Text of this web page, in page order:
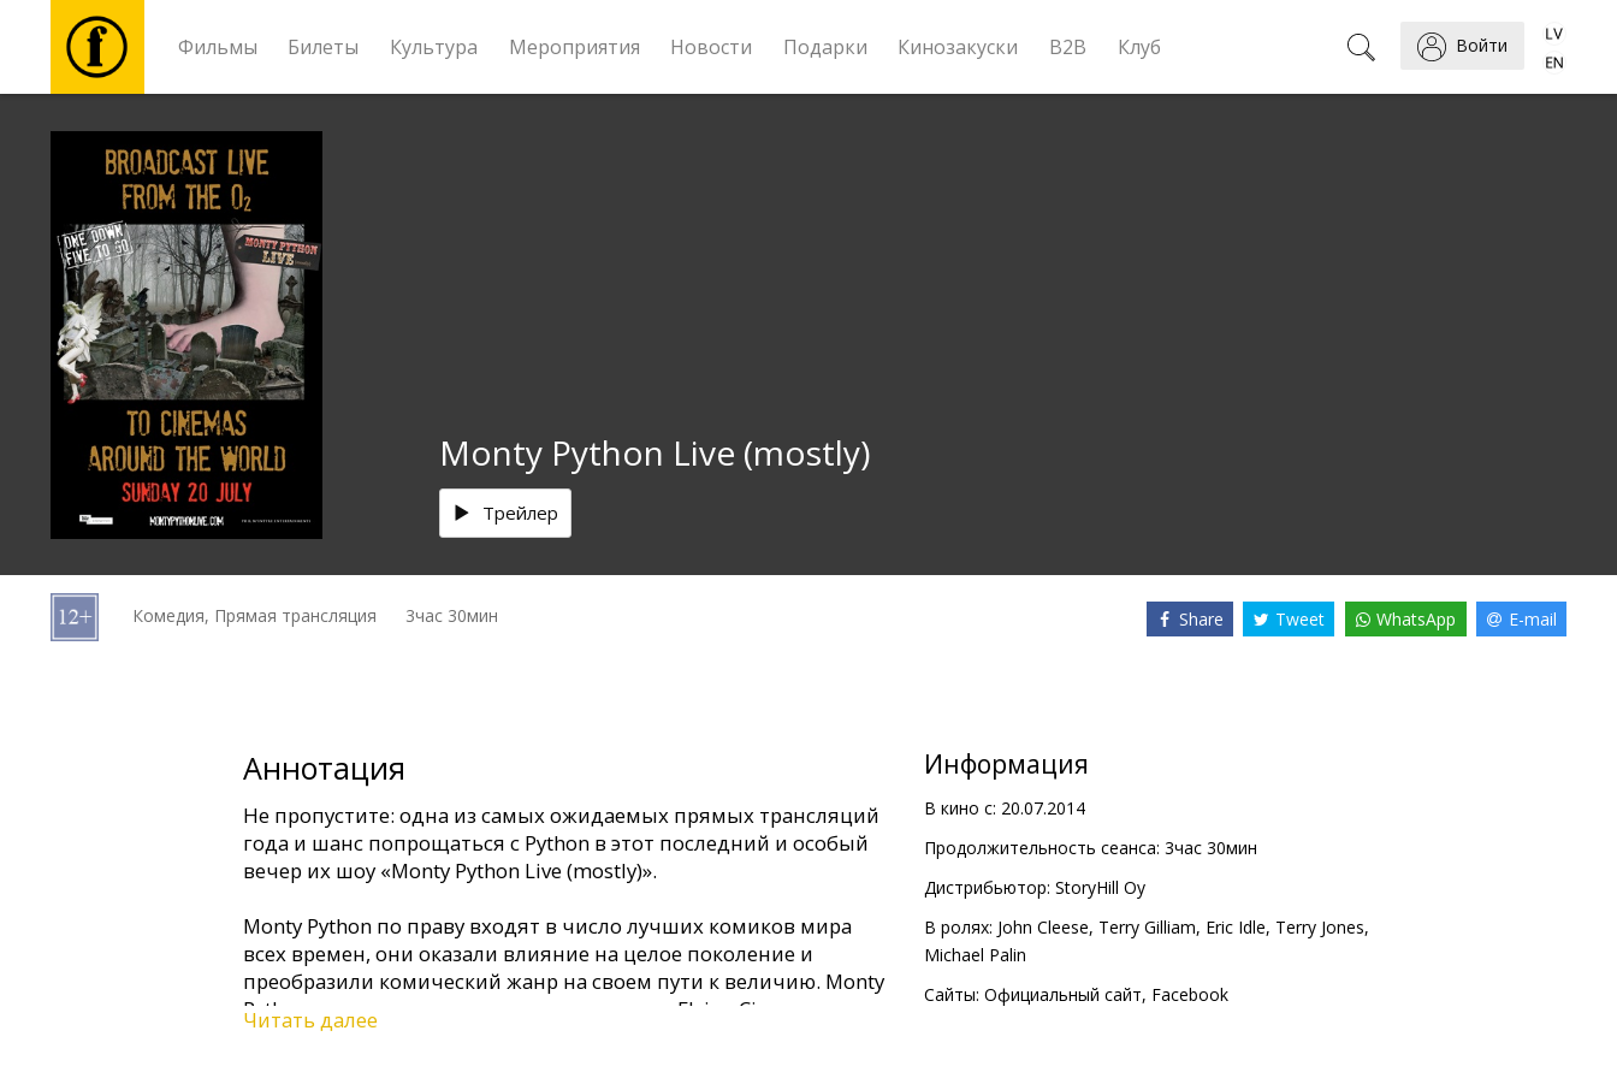
Фильмы Билеты Культура Мероприятия Новости Подарки Кинозакуски B2B Клуб Войти
Фильмы
Билеты
Культура
Мероприятия
Новости
Подарки
B2B
Monty Python Live (mostly)
Трейлер
Комедия, Прямая трансляция 3час 30мин Share Tweet WhatsApp E-mail
Аннотация
Не пропустите: одна из самых ожидаемых прямых трансляций
года и шанс попрощаться с Python в этот последний и особый
вечер их шоу «Monty Python Live (mostly)».
Monty Python по праву входят в число лучших комиков мира
всех времен, они оказали влияние на целое поколение и
преобразили комический жанр на своем пути к величию. Monty
Python впервые попали на наши экраны с «Flying Circus»
(«Летающий цирк Монти Пайтона») в период 1969 – 1974 г.г.
Читать далее
Информация
В кино с: 20.07.2014
Продолжительность сеанса: 3час 30мин
Дистрибьютор: StoryHill Oy
В ролях: John Cleese, Terry Gilliam, Eric Idle, Terry Jones,
Michael Palin
Сайты: Официальный сайт, Facebook